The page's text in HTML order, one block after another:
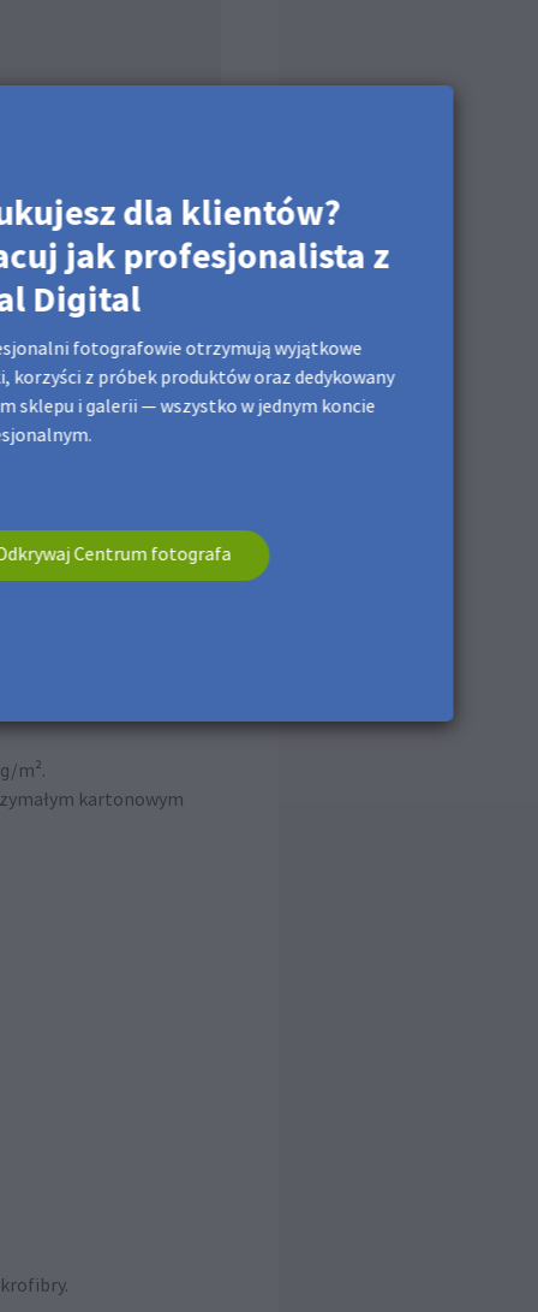
m².
kartonowym
dla klientów?
jak profesjonalista z
Digital
fotografowie otrzymują wyjątkowe
korzyści z próbek produktów oraz dedykowany
sklepu i galerii — wszystko w jednym koncie
Centrum fotografa